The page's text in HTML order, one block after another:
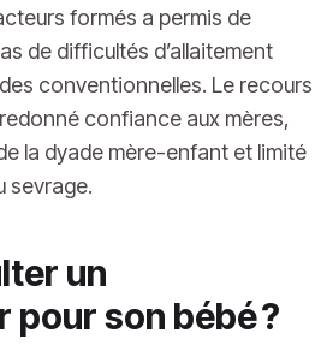
formés a permis de
de difficultés d’allaitement
conventionnelles. Le recours
confiance aux mères,
la dyade mère-enfant et limité
sevrage.
un
son bébé ?